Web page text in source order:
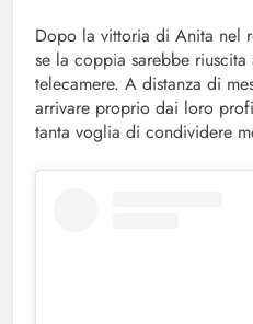
Dopo la vittoria di Anita nel
se la coppia sarebbe
telecamere. A distanza di
arrivare proprio dai loro
tanta voglia di condividere